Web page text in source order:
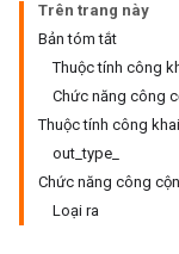
Trên trang này
Bản tóm tắt
Thuộc tính công
Chức năng công
Thuộc tính công khai
out_type_
Chức năng công
Loại ra